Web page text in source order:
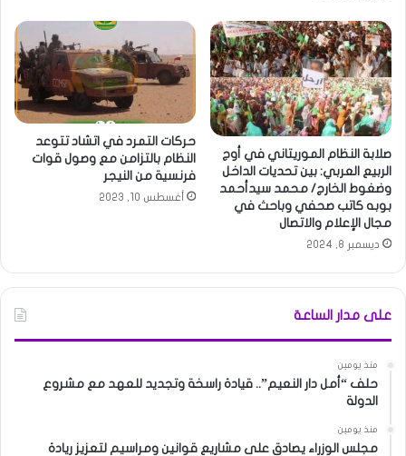
صلابة النظام الموريتاني في أوج
الربيع العربي: بين تحديات الداخل
وضغوط الخارج/ محمد سيدأحمد
بوبه كاتب صحفي وباحث في
مجال الإعلام والاتصال
ديسمبر 8, 2024
حركات التمرد في اتشاد تتوعد
النظام بالتزامن مع وصول قوات
فرنسية من النيجر
أغسطس 10, 2023
على مدار الساعة
منذ يومين
حلف “أمل دار النعيم”.. قيادة راسخة وتجديد للعهد مع مشروع
الدولة
منذ يومين
مجلس الوزراء يصادق على مشاريع قوانين ومراسيم لتعزيز ريادة